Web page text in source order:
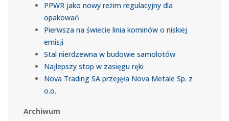
PPWR jako nowy reżim regulacyjny dla
opakowań
Pierwsza na świecie linia kominów o niskiej
emisji
Stal nierdzewna w budowie samolotów
Najlepszy stop w zasięgu ręki
Nova Trading SA przejęła Nova Metale Sp. z
o.o.
Archiwum